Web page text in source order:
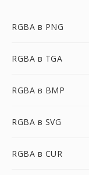
RGBA в PNG
RGBA в TGA
RGBA в BMP
RGBA в SVG
RGBA в CUR